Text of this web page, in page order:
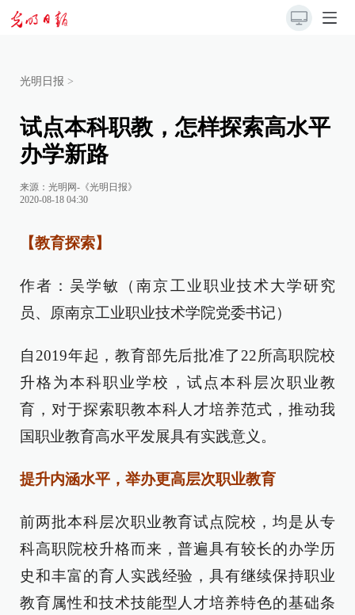
光明日报 >
试点本科职教，怎样探索高水平
办学新路
来源： 光明网-《光明日报》
2020-08-18 04:30
【教育探索】
作者：吴学敏（南京工业职业技术大学研究
员、原南京工业职业技术学院党委书记）
自2019年起，教育部先后批准了22所高职院校
升格为本科职业学校，试点本科层次职业教
育，对于探索职教本科人才培养范式，推动我
国职业教育高水平发展具有实践意义。
提升内涵水平，举办更高层次职业教育
前两批本科层次职业教育试点院校，均是从专
科高职院校升格而来，普遍具有较长的办学历
史和丰富的育人实践经验，具有继续保持职业
教育属性和技术技能型人才培养特色的基础条